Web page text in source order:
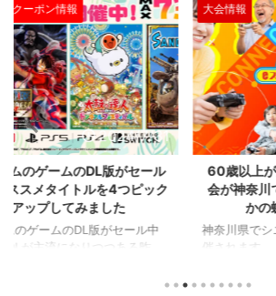
2024/7/31
がセール
4つピック
た
セール中
つある昨
大会情報
60歳以上が対象のeスポーツ
会が神奈川で開催。ゲスト
かの蝶野正洋！！！
神奈川県でシニアeスポーツ大
催されます。 東日本予選（福島
選（神奈川県）の優勝者3名が決